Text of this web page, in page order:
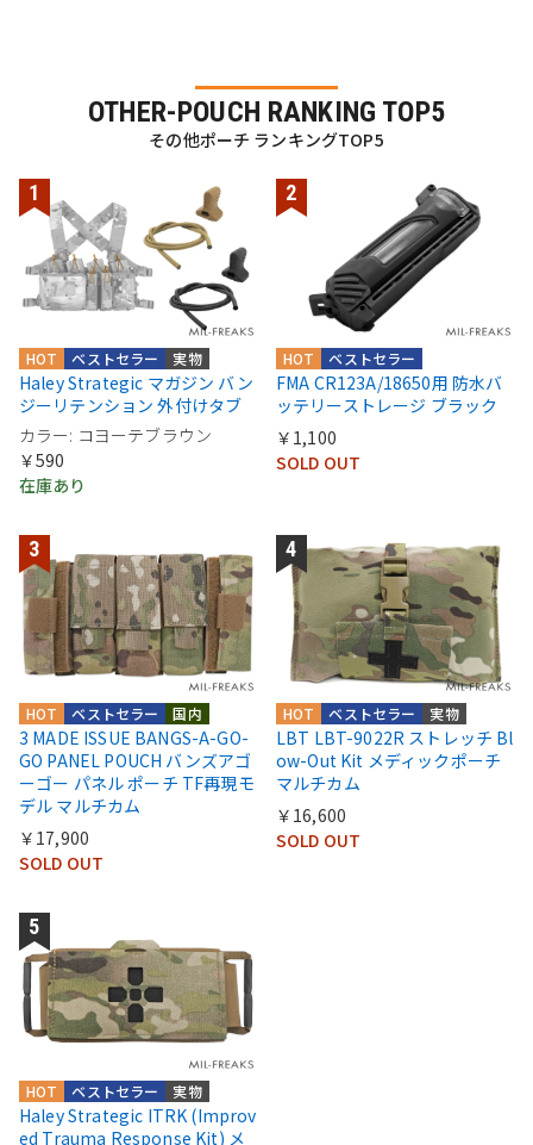
OTHER-POUCH RANKING TOP5
その他ポーチ ランキングTOP5
実物
ベストセラー
HOT
Haley Strategic マガジン バン
ジーリテンション 外付けタブ
カラー: コヨーテブラウン
￥590
在庫あり
ベストセラー
HOT
FMA CR123A/18650用 防水バ
ッテリーストレージ ブラック
￥1,100
SOLD OUT
国内
ベストセラー
HOT
3 MADE ISSUE BANGS-A-GO-
GO PANEL POUCH バンズアゴ
ーゴー パネル ポーチ TF再現モ
デル マルチカム
￥17,900
SOLD OUT
実物
ベストセラー
HOT
LBT LBT-9022R ストレッチ Bl
ow-Out Kit メディックポーチ
マルチカム
￥16,600
SOLD OUT
実物
ベストセラー
HOT
Haley Strategic ITRK (Improv
ed Trauma Response Kit) メ